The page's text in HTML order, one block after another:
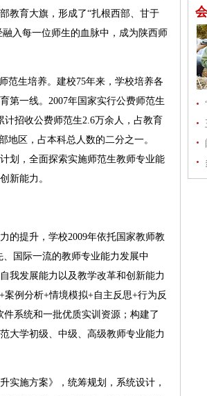
教育大旗，形成了“扎根西部、甘于
入每一位师生的血脉中，成为陕西师
生培养。建校75年来，学校培养各
第一线。2007年国家实行公费师范生
招收公费师范生2.6万余人，占教育
地区，占本科总人数的二分之一。
划，全面探索实施师范生教师专业能
新能力。
提升，学校2009年依托国家教师教
、国际一流的教师专业能力发展中
我发展能力以及教学改革和创新能力
例分析+情境模拟+自主反思+行为反
系统和一批优质实训资源；构建了
大学初级、中级、高级教师专业能力
施方案》，统筹规划，系统设计，